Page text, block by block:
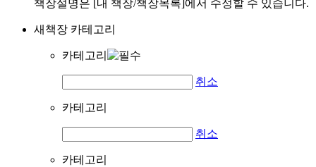
책장설명은 [내 책장/책장목록]에서 수정할 수 있습니다.
새책장 카테고리
카테고리
취소
카테고리
취소
카테고리